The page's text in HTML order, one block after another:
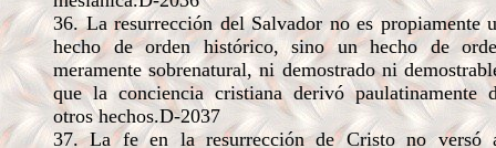
36. La resurrección del Salvador no es propiamente
hecho de orden histórico, sino un hecho de
meramente sobrenatural, ni demostrado ni
que la conciencia cristiana derivó paulatinamente
otros hechos.D-2037
37. La fe en la resurrección de Cristo no versó